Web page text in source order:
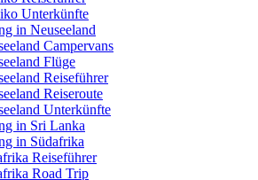
Unterkünfte
in Neuseeland
Campervans
Flüge
Reiseführer
Reiseroute
Unterkünfte
in Sri Lanka
in Südafrika
Reiseführer
Road Trip